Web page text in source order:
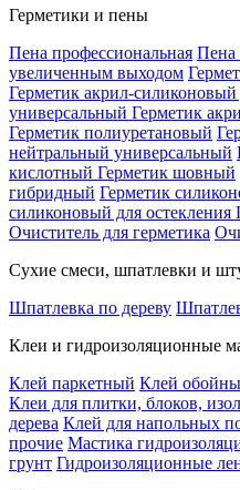
Герметики и пены
Пена профессиональная Пена
увеличенным выходом
Герметик акрил-силиконовый
универсальный Герметик
Герметик полиуретановый
нейтральный универсальный
кислотный Герметик шовный
гибридный Герметик
силиконовый для остекления
Очиститель для герметика
Сухие смеси, шпатлевки и
Шпатлевка по дереву
Клеи и гидроизоляционные
Клей паркетный Клей
Клеи для плитки, блоков,
дерева Клей для напольных
прочие Мастика
грунт Гидроизоляционные